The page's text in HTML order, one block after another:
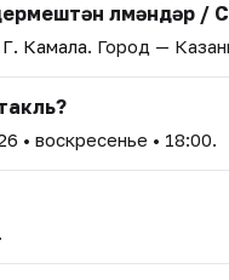
Әлмәндәр
Камала. Город —
• воскресенье • 18:00.